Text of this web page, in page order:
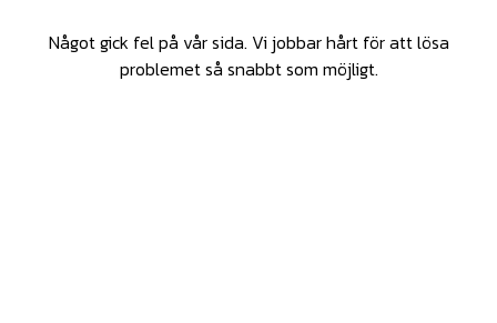
Något gick fel på vår sida. Vi jobbar hårt för att lösa
problemet så snabbt som möjligt.